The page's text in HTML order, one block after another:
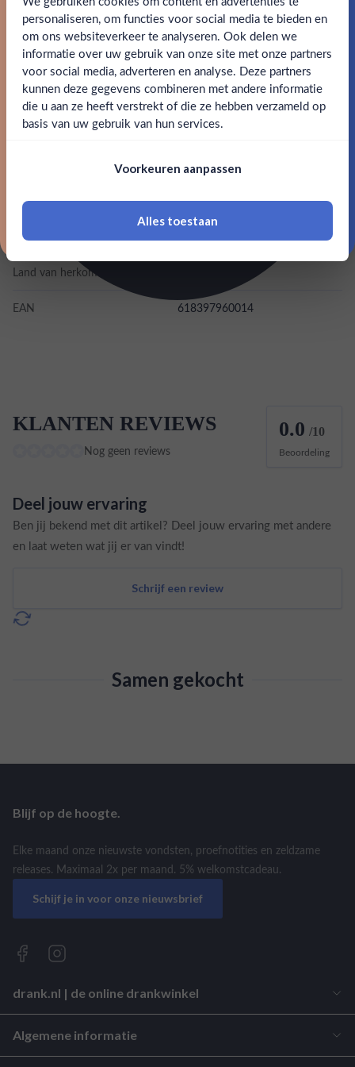
Ben jij 18 jaar of ouder?
Ja Nee
18 jaar of ouder zijn
smaakprofiel ontdekten wij peer, tropisch fruit en kruidige
noten.
SPECIFICATIES
Alcohol 48.00%
Del Maguey
Kleurstoffen
Inhoud
Land van herkomst
EAN 618397960014
KLANTEN REVIEWS
Nog geen reviews
0.0 /10
Beoordeling
Deel jouw ervaring
Ben jij bekend met dit artikel? Deel jouw ervaring met andere
en laat weten wat jij er van vindt!
Schrijf een review
Samen gekocht
drank.nl | de online drankwinkel
Algemene informatie
Blijf op de hoogte.
Elke maand onze nieuwste vondsten, proefnotities en zeldzame
releases. Maximaal 2x per maand. 5% welkomstcadeau.
Schijf je in voor onze nieuwsbrief
personaliseren, om functies voor social media te bieden en
om ons websiteverkeer te analyseren. Ook delen we
informatie over uw gebruik van onze site met onze partners
voor social media, adverteren en analyse. Deze partners
kunnen deze gegevens combineren met andere informatie
die u aan ze heeft verstrekt of die ze hebben verzameld op
basis van uw gebruik van hun services.
Voorkeuren aanpassen
Alles toestaan
bestelling.
Email
Claim mijn korting